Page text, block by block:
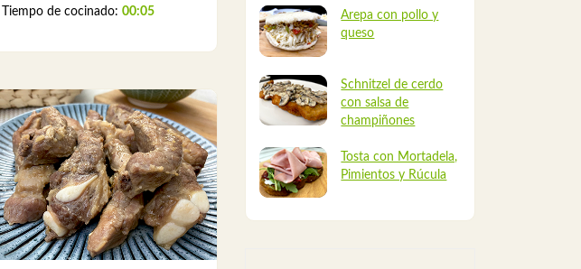
Tiempo de cocinado: 00:05
Arepa con pollo y
queso
Schnitzel de cerdo
con salsa de
champiñones
Tosta con Mortadela,
Pimientos y Rúcula